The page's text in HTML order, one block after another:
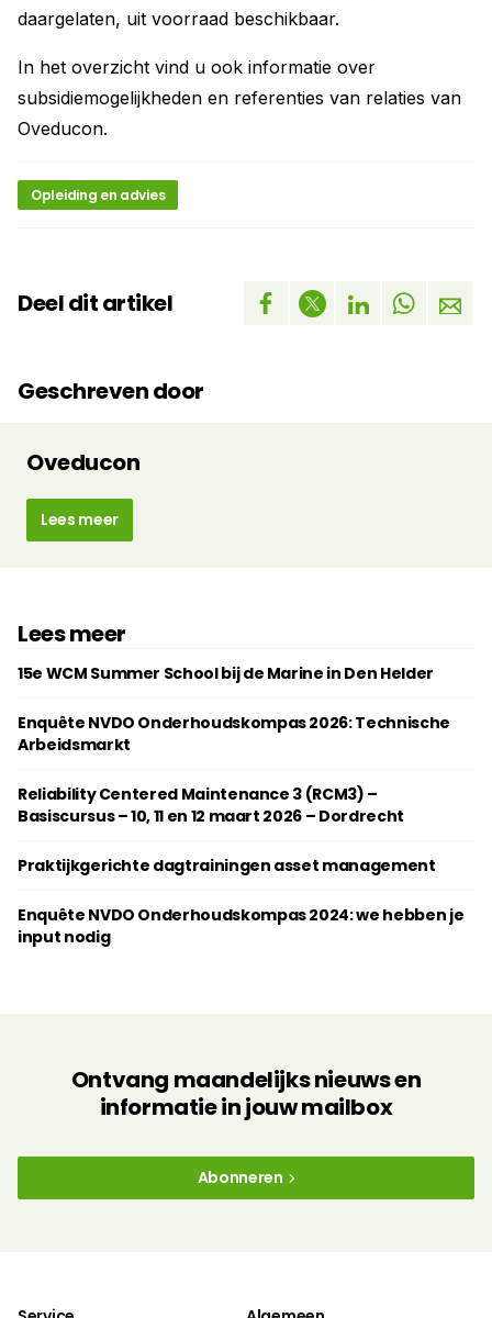
daargelaten, uit voorraad beschikbaar.
In het overzicht vind u ook informatie over
subsidiemogelijkheden en referenties van relaties van
Oveducon.
Opleiding en advies
Deel dit artikel
Geschreven door
Oveducon
Lees meer
Lees meer
15e WCM Summer School bij de Marine in Den Helder
Enquête NVDO Onderhoudskompas 2026: Technische
Arbeidsmarkt
Reliability Centered Maintenance 3 (RCM3) –
Basiscursus – 10, 11 en 12 maart 2026 – Dordrecht
Praktijkgerichte dagtrainingen ­asset management
Enquête NVDO Onderhoudskompas 2024: we hebben je
input nodig
Ontvang maandelijks nieuws en
informatie in jouw mailbox
Abonneren